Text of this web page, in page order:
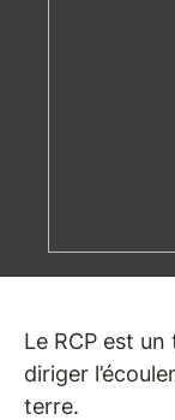
Le RCP est
diriger
terre.